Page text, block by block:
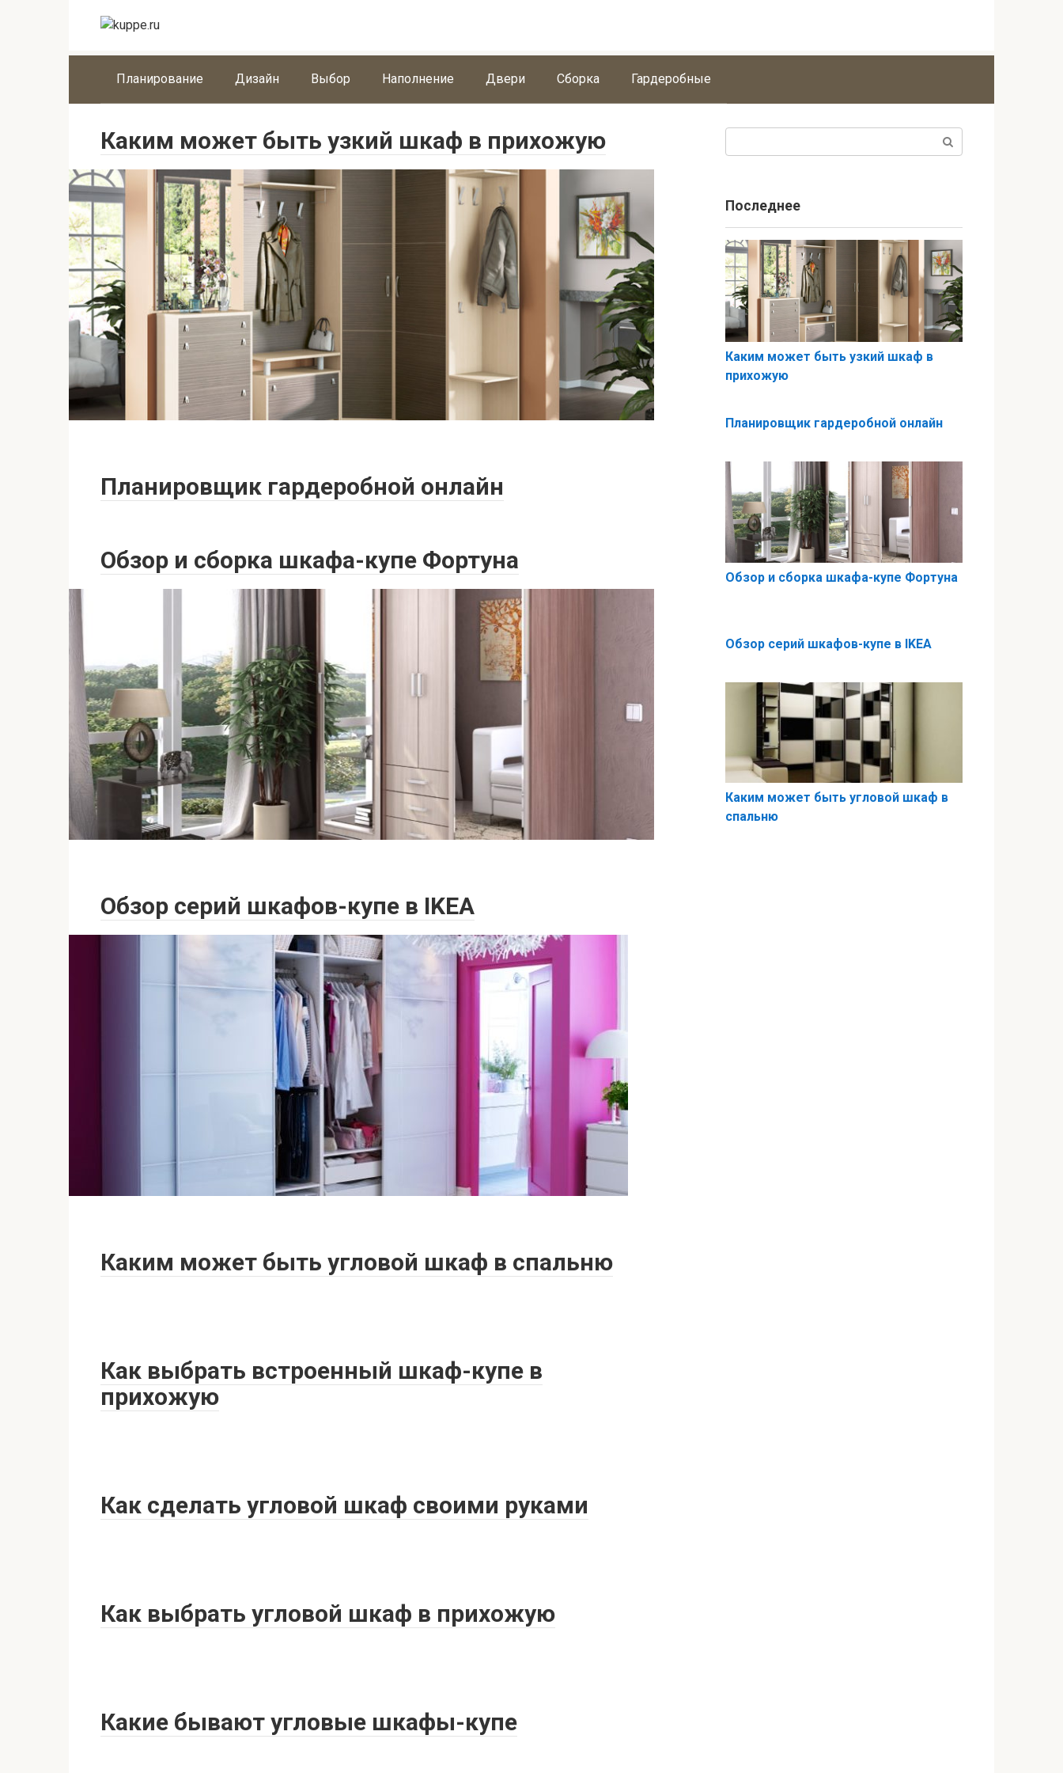
Планирование Дизайн Выбор Наполнение Двери Сборка Гардеробные
Каким может быть узкий шкаф в прихожую
Планировщик гардеробной онлайн
Обзор и сборка шкафа-купе Фортуна
Обзор серий шкафов-купе в IKEA
Каким может быть угловой шкаф в спальню
Как выбрать встроенный шкаф-купе в
прихожую
Как сделать угловой шкаф своими руками
Как выбрать угловой шкаф в прихожую
Какие бывают угловые шкафы-купе
Последнее
Каким может быть узкий шкаф в
прихожую
Планировщик гардеробной онлайн
Обзор и сборка шкафа-купе Фортуна
Обзор серий шкафов-купе в IKEA
Каким может быть угловой шкаф в
спальню